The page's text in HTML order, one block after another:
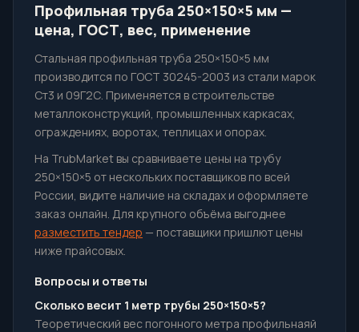
Профильная труба 250×150×5 мм —
цена, ГОСТ, вес, применение
Стальная профильная труба 250×150×5 мм
производится по ГОСТ 30245-2003 из стали марок
Ст3 и 09Г2С. Применяется в строительстве
металлоконструкций, промышленных каркасах,
ограждениях, воротах, теплицах и опорах.
На TrubMarket вы сравниваете цены на трубу
250×150×5 от нескольких поставщиков по всей
России, видите наличие на складах и оформляете
заказ онлайн. Для крупного объёма выгоднее
разместить тендер — поставщики пришлют цены
ниже прайсовых.
Вопросы и ответы
Сколько весит 1 метр трубы 250×150×5?
Теоретический вес погонного метра профильнаяй